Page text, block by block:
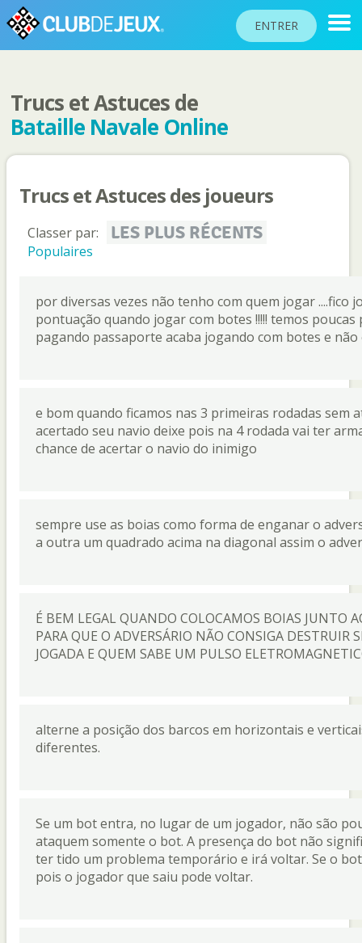
ENTRER
CLASSEMENTS
TOURNOIS
AIDE
PASSEPORT
JOUER
Langue du site
Trucs et Astuces de
Bataille Navale Online
Trucs et Astuces des joueurs
Classer par: LES PLUS RÉCENTS
Populaires
por diversas vezes não tenho com quem jogar
pontuação quando jogar com botes !!!!! temos
pagando passaporte acaba jogando com botes e
e bom quando ficamos nas 3 primeiras rodadas
acertado seu navio deixe pois na 4 rodada vai ter
chance de acertar o navio do inimigo
sempre use as boias como forma de enganar o
a outra um quadrado acima na diagonal assim o
É BEM LEGAL QUANDO COLOCAMOS BOIAS JUNTO
PARA QUE O ADVERSÁRIO NÃO CONSIGA
JOGADA E QUEM SABE UM PULSO
alterne a posição dos barcos em horizontais e
diferentes.
Se um bot entra, no lugar de um jogador, não são
ataquem somente o bot. A presença do bot não
ter tido um problema temporário e irá voltar. Se o
pois o jogador que saiu pode voltar.